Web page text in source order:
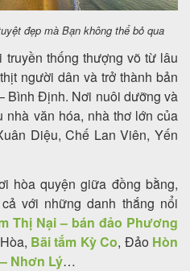
đẹp mà Bạn không thể bỏ qua
thống thượng võ từ lâu
người dân và trở thành bản
Bình Định. Nơi nuôi dưỡng và
nhà văn hóa, nhà thơ lớn của
Diệu, Chế Lan Viên, Yến
hòa quyện giữa đồng bằng,
với những danh thắng nổi
Thị Nại – bán đảo Phương
Bãi tắm Kỳ Co, Đảo Hòn
Nhơn Lý…